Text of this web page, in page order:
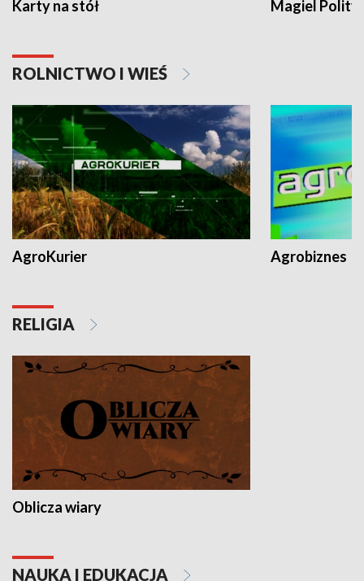
Karty na stół Magiel
ROLNICTWO I WIEŚ
AgroKurier Agrobiznes
RELIGIA
Oblicza wiary
NAUKA I EDUKACJA